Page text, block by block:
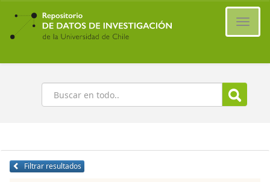
Ir
contenido
principal
Buscar
Filtrar resultados